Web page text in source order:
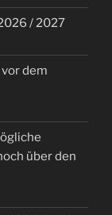
/ 2027
dem
über den